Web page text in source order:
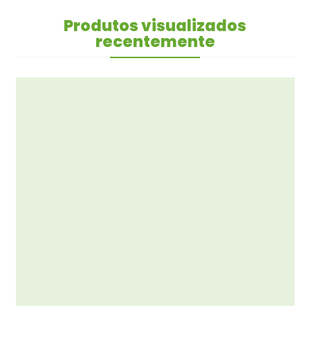
Produtos visualizados
recentemente